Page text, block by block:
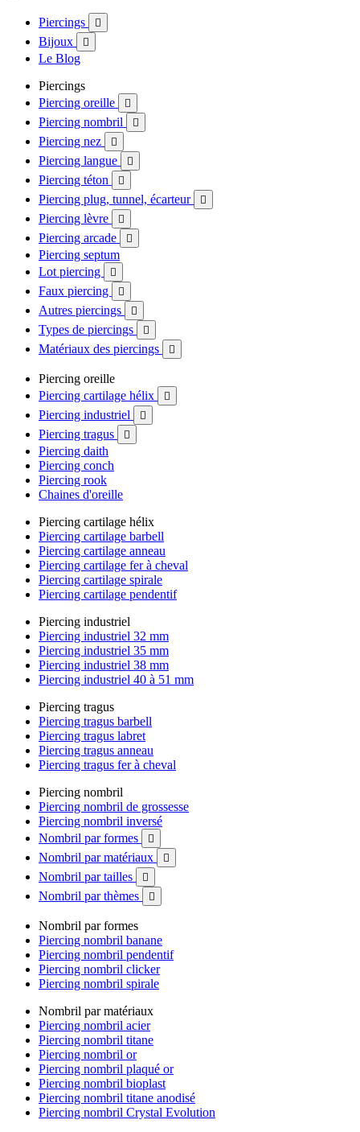
Piercings 
Bijoux 
Le Blog
Piercings
Piercing oreille

Piercing nombril 
Piercing nez 
Piercing langue 
Piercing téton 
Piercing plug, tunnel, écarteur 
Piercing lèvre 
Piercing arcade 
Piercing septum
Lot piercing

Faux piercing 
Autres piercings 
Types de piercings 
Matériaux des piercings 
Piercing oreille
Piercing cartilage hélix

Piercing industriel 
Piercing tragus 
Piercing daith
Piercing conch
Piercing rook
Chaines d'oreille
Piercing cartilage hélix
Piercing cartilage barbell
Piercing cartilage anneau
Piercing cartilage fer à cheval
Piercing cartilage spirale
Piercing cartilage pendentif
Piercing industriel
Piercing industriel 32 mm
Piercing industriel 35 mm
Piercing industriel 38 mm
Piercing industriel 40 à 51 mm
Piercing tragus
Piercing tragus barbell
Piercing tragus labret
Piercing tragus anneau
Piercing tragus fer à cheval
Piercing nombril
Piercing nombril de grossesse
Piercing nombril inversé
Nombril par formes

Nombril par matériaux 
Nombril par tailles 
Nombril par thèmes 
Nombril par formes
Piercing nombril banane
Piercing nombril pendentif
Piercing nombril clicker
Piercing nombril spirale
Nombril par matériaux
Piercing nombril acier
Piercing nombril titane
Piercing nombril or
Piercing nombril plaqué or
Piercing nombril bioplast
Piercing nombril titane anodisé
Piercing nombril Crystal Evolution